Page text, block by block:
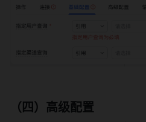
（四） 高级配置